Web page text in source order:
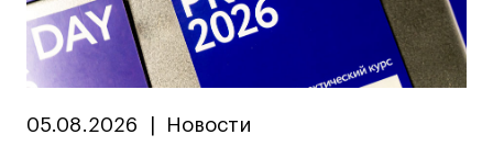
Поступающим
Условия поступления
Стоимость обучения
05.08.2026 Новости